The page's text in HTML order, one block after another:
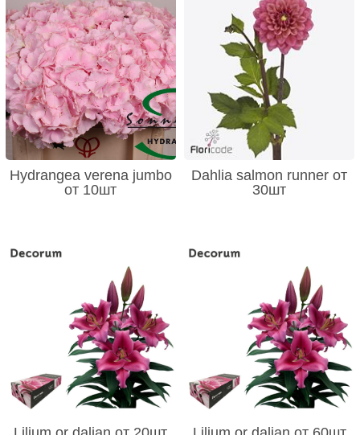
Hydrangea verena jumbo
от 10шт
Dahlia salmon runner от
30шт